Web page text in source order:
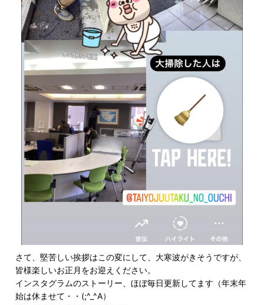
さて、堅苦しい挨拶はこの変にして、大寒波がきそうですが、
皆様楽しいお正月をお迎えください。
インスタグラムのストーリー、ほぼ毎日更新してます（年末年
始は休ませて・・(;^_^A）